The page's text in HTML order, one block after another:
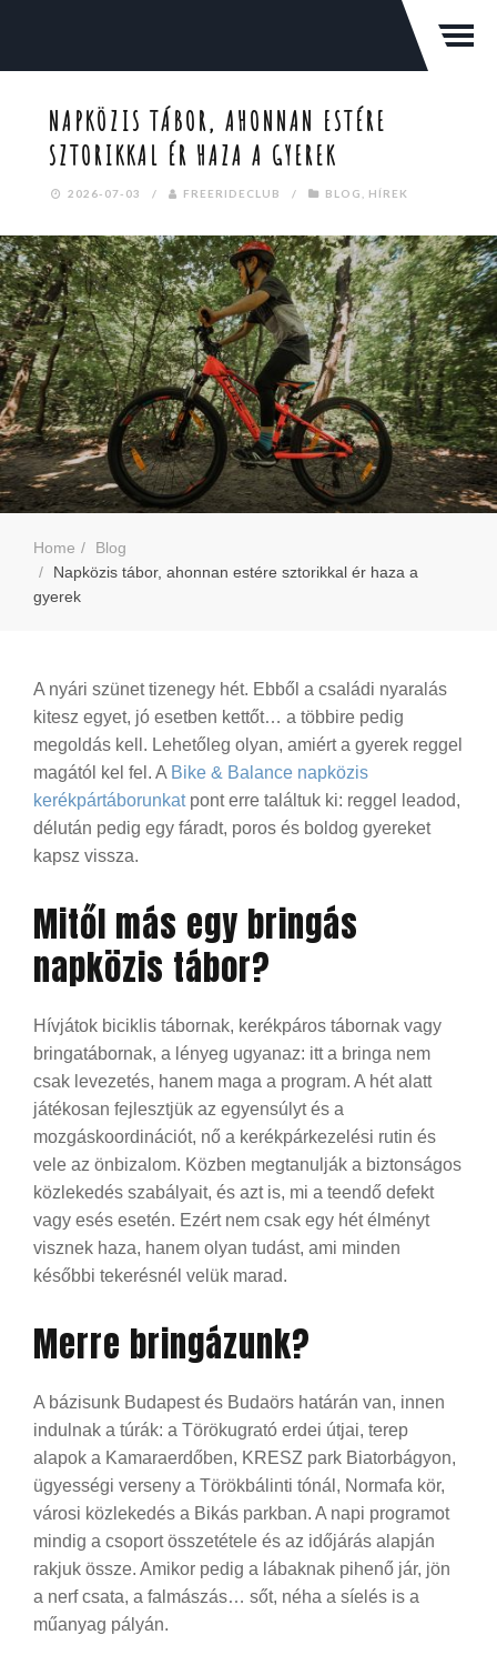
NAPKÖZIS TÁBOR, AHONNAN ESTÉRE
SZTORIKKAL ÉR HAZA A GYEREK
2026-07-03 / FREERIDECLUB / BLOG HÍREK
Home
Blog
Napközis tábor, ahonnan estére sztorikkal ér haza a
gyerek
A nyári szünet tizenegy hét. Ebből a családi nyaralás
kitesz egyet, jó esetben kettőt… a többire pedig
megoldás kell. Lehetőleg olyan, amiért a gyerek reggel
magától kel fel. A Bike & Balance napközis
kerékpártáborunkatpont erre találtuk ki: reggel leadod,
délután pedig egy fáradt, poros és boldog gyereket
kapsz vissza.
Mitől más egy bringás
napközis tábor?
Hívjátok biciklis tábornak, kerékpáros tábornak vagy
bringatábornak, a lényeg ugyanaz: itt a bringa nem
csak levezetés, hanem maga a program. A hét alatt
játékosan fejlesztjük az egyensúlyt és a
mozgáskoordinációt, nő a kerékpárkezelési rutin és
vele az önbizalom. Közben megtanulják a biztonságos
közlekedés szabályait, és azt is, mi a teendő defekt
vagy esés esetén. Ezért nem csak egy hét élményt
visznek haza, hanem olyan tudást, ami minden
későbbi tekerésnél velük marad.
Merre bringázunk?
A bázisunk Budapest és Budaörs határán van, innen
indulnak a túrák: a Törökugrató erdei útjai, terep
alapok a Kamaraerdőben, KRESZ park Biatorbágyon,
ügyességi verseny a Törökbálinti tónál, Normafa kör,
városi közlekedés a Bikás parkban. A napi programot
mindig a csoport összetétele és az időjárás alapján
rakjuk össze. Amikor pedig a lábaknak pihenő jár, jön
a nerf csata, a falmászás… sőt, néha a síelés is a
műanyag pályán.